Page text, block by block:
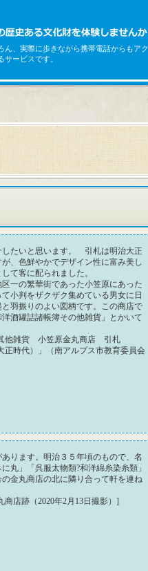
ん、実際に歩きながら携帯電話からもアク
サービスです。
したいと思います。 引札は明治大正
、色鮮やかでデザイン性に富み美し
て客に配られました。
一の繁華街であった小笠原にあった
小判をザクザク集めている男女に日
羽振りのよい図柄です。この商店で
酒罐詰諸帳簿その他雑貨」とかいて
他雑貨 小笠原金丸商店 引札
正時代）」（南アルプス市教育委員会
ります。明治３５年頃のもので、名
丸」「呉服太物類?和洋綿糸染糸類」
金丸商店の北に隣り合って軒を連ね
店跡（2020年2月13日撮影）]